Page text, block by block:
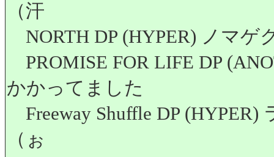
（汗
NORTH DP (HYPER) ノマゲ
PROMISE FOR LIFE DP
かかってました
Freeway Shuffle DP
（ぉ